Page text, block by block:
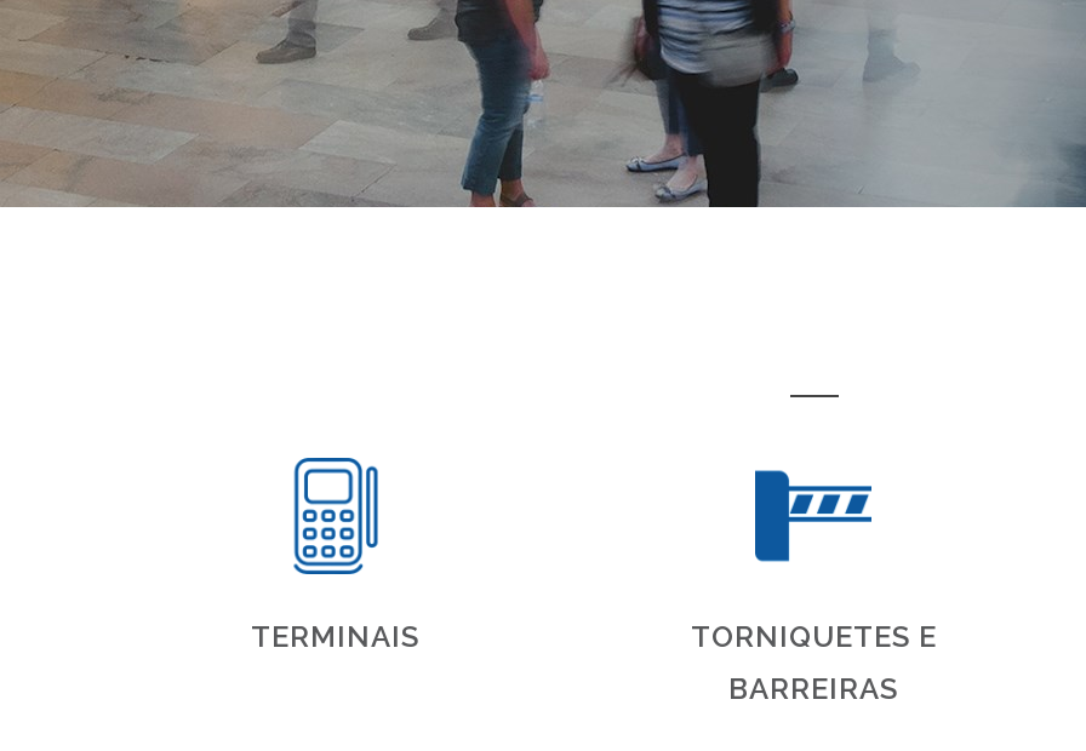
TERMINAIS
TORNIQUETES E
BARREIRAS